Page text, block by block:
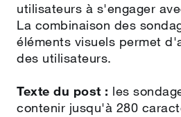
utilisateurs à s'engager
La combinaison des
éléments visuels permet
des utilisateurs.
Texte du post : les
contenir jusqu'à 280